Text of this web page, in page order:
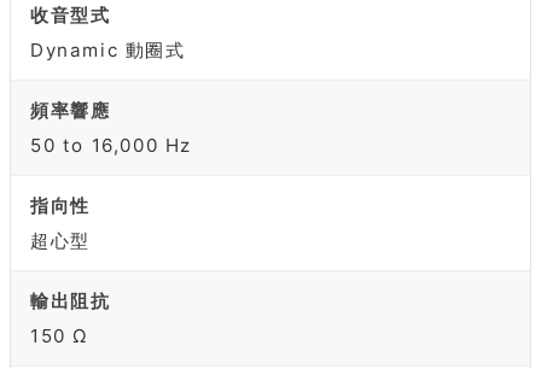
收音型式
Dynamic 動圈式
頻率響應
50 to 16,000 Hz
指向性
超心型
輸出阻抗
150 Ω